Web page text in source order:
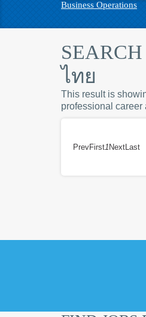
Business Operations
ไทย
This result is
professional career
PrevFirst1 NextLast